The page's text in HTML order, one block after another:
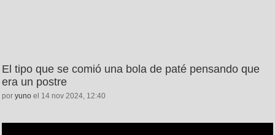
El tipo que se comió una bola de paté pensando que
era un postre
por yuno el 14 nov 2024, 12:40